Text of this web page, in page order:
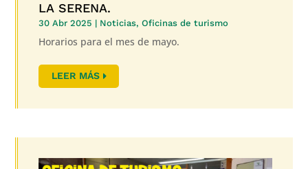
LA SERENA.
30 Abr 2025 | Noticias,Oficinas de turismo
Horarios para el mes de mayo.
LEER MÁS